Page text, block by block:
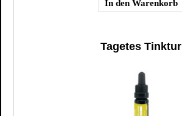
Tagetes Tinktur